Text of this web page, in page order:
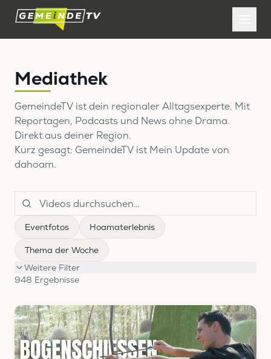
Mediathek
GemeindeTV ist dein regionaler Alltagsexperte. Mit
Reportagen, Podcasts und News ohne Drama.
Direkt aus deiner Region.
Kurz gesagt: GemeindeTV ist Mein Update von
dahoam.
Eventfotos Hoamaterlebnis
Thema der Woche
Weitere Filter
948 Ergebnisse